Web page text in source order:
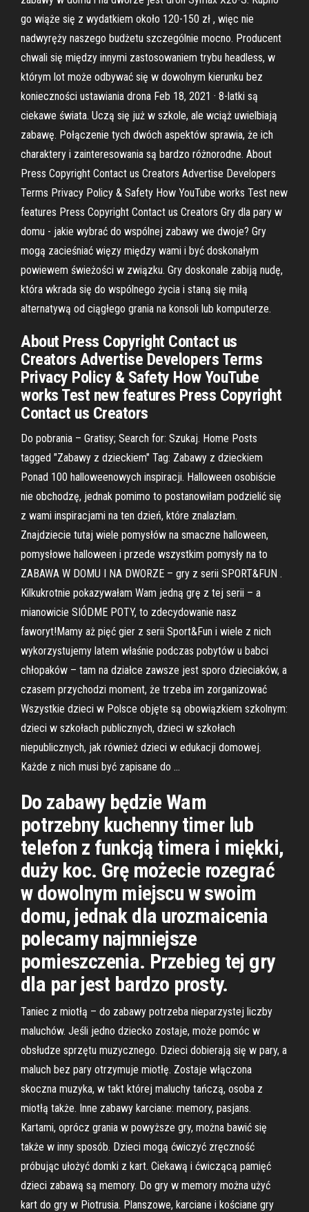
go wiąże się z wydatkiem około 120-150 zł , więc nie
nadwyręży naszego budżetu szczególnie mocno. Producent
chwali się między innymi zastosowaniem trybu headless, w
którym lot może odbywać się w dowolnym kierunku bez
konieczności ustawiania drona Feb 18, 2021 · 8-latki są
ciekawe świata. Uczą się już w szkole, ale wciąż uwielbiają
zabawę. Połączenie tych dwóch aspektów sprawia, że ich
charaktery i zainteresowania są bardzo różnorodne. About
Press Copyright Contact us Creators Advertise Developers
Terms Privacy Policy & Safety How YouTube works Test new
features Press Copyright Contact us Creators Gry dla pary w
domu - jakie wybrać do wspólnej zabawy we dwoje? Gry
mogą zacieśniać więzy między wami i być doskonałym
powiewem świeżości w związku. Gry doskonale zabiją nudę,
która wkrada się do wspólnego życia i staną się miłą
alternatywą od ciągłego grania na konsoli lub komputerze.
About Press Copyright Contact us
Creators Advertise Developers Terms
Privacy Policy & Safety How YouTube
works Test new features Press Copyright
Contact us Creators
Do pobrania – Gratisy; Search for: Szukaj. Home Posts
tagged "Zabawy z dzieckiem" Tag: Zabawy z dzieckiem
Ponad 100 halloweenowych inspiracji. Halloween osobiście
nie obchodzę, jednak pomimo to postanowiłam podzielić się
z wami inspiracjami na ten dzień, które znalazłam.
Znajdziecie tutaj wiele pomysłów na smaczne halloween,
pomysłowe halloween i przede wszystkim pomysły na to
ZABAWA W DOMU I NA DWORZE – gry z serii SPORT&FUN .
Kilkukrotnie pokazywałam Wam jedną grę z tej serii – a
mianowicie SIÓDME POTY, to zdecydowanie nasz
faworyt!Mamy aż pięć gier z serii Sport&Fun i wiele z nich
wykorzystujemy latem właśnie podczas pobytów u babci
chłopaków – tam na działce zawsze jest sporo dzieciaków, a
czasem przychodzi moment, że trzeba im zorganizować
Wszystkie dzieci w Polsce objęte są obowiązkiem szkolnym:
dzieci w szkołach publicznych, dzieci w szkołach
niepublicznych, jak również dzieci w edukacji domowej.
Każde z nich musi być zapisane do …
Do zabawy będzie Wam
potrzebny kuchenny timer lub
telefon z funkcją timera i miękki,
duży koc. Grę możecie rozegrać
w dowolnym miejscu w swoim
domu, jednak dla urozmaicenia
polecamy najmniejsze
pomieszczenia. Przebieg tej gry
dla par jest bardzo prosty.
Taniec z miotłą – do zabawy potrzeba nieparzystej liczby
maluchów. Jeśli jedno dziecko zostaje, może pomóc w
obsłudze sprzętu muzycznego. Dzieci dobierają się w pary, a
maluch bez pary otrzymuje miotłę. Zostaje włączona
skoczna muzyka, w takt której maluchy tańczą, osoba z
miotłą także. Inne zabawy karciane: memory, pasjans.
Kartami, oprócz grania w powyższe gry, można bawić się
także w inny sposób. Dzieci mogą ćwiczyć zręczność
próbując ułożyć domki z kart. Ciekawą i ćwiczącą pamięć
dzieci zabawą są memory. Do gry w memory można użyć
kart do gry w Piotrusia. Planszowe, karciane i kościane gry